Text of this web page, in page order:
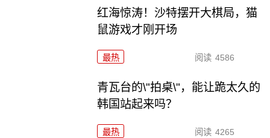
红海惊涛！沙特摆开大棋局，猫
鼠游戏才刚开场
最热 阅读 4586
青瓦台的\"拍桌\"，能让跪太久的
韩国站起来吗？
最热 阅读 4265